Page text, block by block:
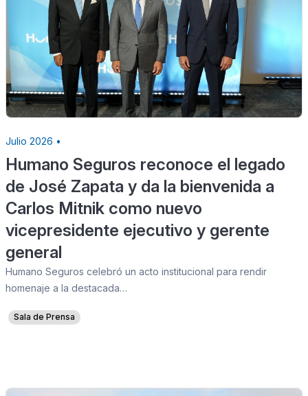
Julio 2026 •
Humano Seguros reconoce el legado
de José Zapata y da la bienvenida a
Carlos Mitnik como nuevo
vicepresidente ejecutivo y gerente
general
Humano Seguros celebró un acto institucional para rendir
homenaje a la destacada…
Sala de Prensa